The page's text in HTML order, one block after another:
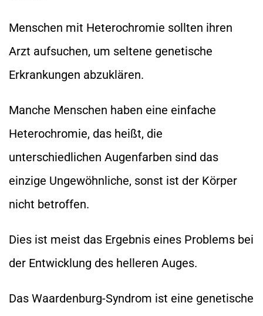
Menschen mit Heterochromie sollten ihren
Arzt aufsuchen, um seltene genetische
Erkrankungen abzuklären.
Manche Menschen haben eine einfache
Heterochromie, das heißt, die
unterschiedlichen Augenfarben sind das
einzige Ungewöhnliche, sonst ist der Körper
nicht betroffen.
Dies ist meist das Ergebnis eines Problems bei
der Entwicklung des helleren Auges.
Das Waardenburg-Syndrom ist eine genetische